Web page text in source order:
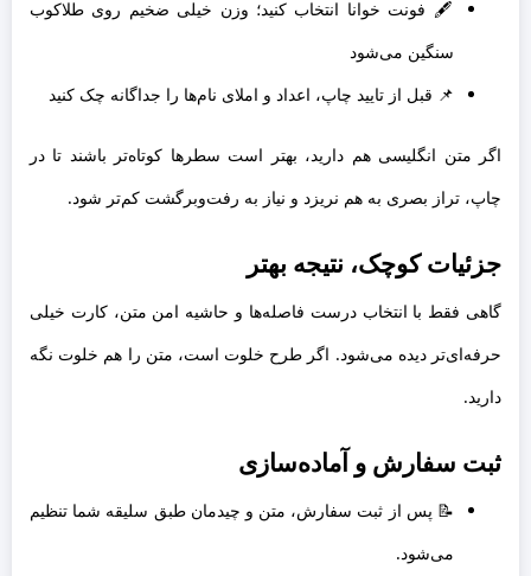
🖋️ فونت خوانا انتخاب کنید؛ وزن خیلی ضخیم روی طلاکوب
سنگین می‌شود
📌 قبل از تایید چاپ، اعداد و املای نام‌ها را جداگانه چک کنید
اگر متن انگلیسی هم دارید، بهتر است سطرها کوتاه‌تر باشند تا در
چاپ، تراز بصری به هم نریزد و نیاز به رفت‌وبرگشت کم‌تر شود.
جزئیات کوچک، نتیجه بهتر
گاهی فقط با انتخاب درست فاصله‌ها و حاشیه امن متن، کارت خیلی
حرفه‌ای‌تر دیده می‌شود. اگر طرح خلوت است، متن را هم خلوت نگه
دارید.
ثبت سفارش و آماده‌سازی
📝 پس از ثبت سفارش، متن و چیدمان طبق سلیقه شما تنظیم
می‌شود.